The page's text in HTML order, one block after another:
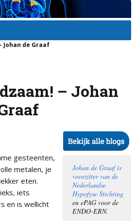
Johan de Graaf
– Johan
Johan de Graaf is
voorzitter van de
Nederlandse
Hypofyse Stichting
en ePAG voor de
ENDO-ERN.
gesteenten,
metalen, je
eten.
iets
en is wellicht